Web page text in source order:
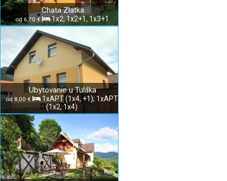
Chata Zlatka
od 6,70 € 1x2, 1x2+1, 1x3+1
Ubytovanie u Tuláka
od 8,00 €
1xAPT (1x4, +1); 1xAPT
(1x2, 1x4)